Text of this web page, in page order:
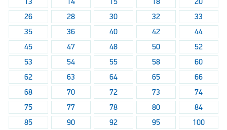
26
28 30 32
33
35
36 40 42
44
45
47 48 50
52
53
54 55 58
60
62
63 64 65
66
68
70 72 73
74
75
77 78 80
84
85
90 92 95
100